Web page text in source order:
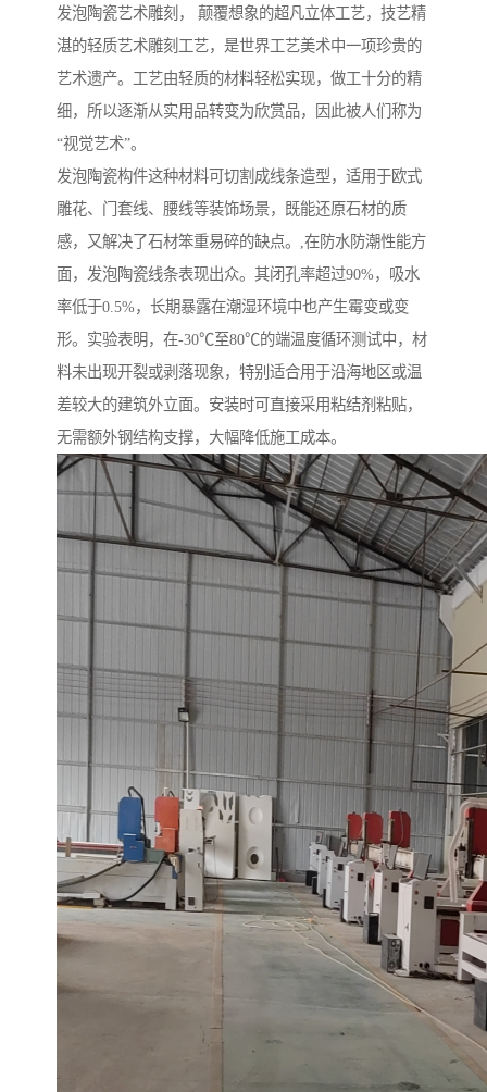
发泡陶瓷艺术雕刻， 颠覆想象的超凡立体工艺，技艺精
湛的轻质艺术雕刻工艺，是世界工艺美术中一项珍贵的
艺术遗产。工艺由轻质的材料轻松实现，做工十分的精
细，所以逐渐从实用品转变为欣赏品，因此被人们称为
“视觉艺术”。
发泡陶瓷构件这种材料可切割成线条造型，适用于欧式
雕花、门套线、腰线等装饰场景，既能还原石材的质
感，又解决了石材笨重易碎的缺点。,在防水防潮性能方
面，发泡陶瓷线条表现出众。其闭孔率超过90%，吸水
率低于0.5%，长期暴露在潮湿环境中也产生霉变或变
形。实验表明，在-30℃至80℃的端温度循环测试中，材
料未出现开裂或剥落现象，特别适合用于沿海地区或温
差较大的建筑外立面。安装时可直接采用粘结剂粘贴，
无需额外钢结构支撑，大幅降低施工成本。